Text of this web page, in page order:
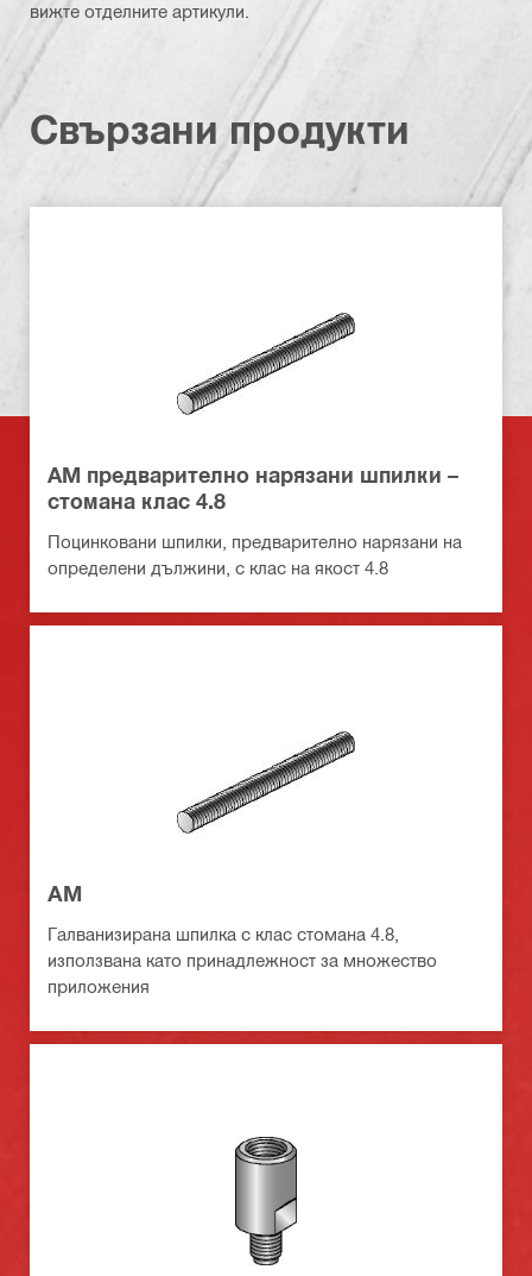
вижте отделните артикули.
Свързани продукти
AM предварително нарязани шпилки –
стомана клас 4.8
Поцинковани шпилки, предварително нарязани на
определени дължини, с клас на якост 4.8
АМ
Галванизирана шпилка с клас стомана 4.8,
използвана като принадлежност за множество
приложения